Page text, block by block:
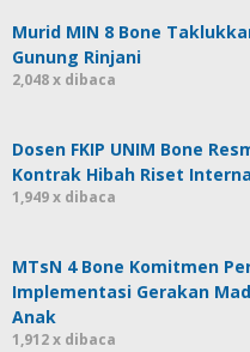
Murid MIN 8 Bone
Gunung Rinjani
2,048 x dibaca
Dosen FKIP UNIM Bone
Kontrak Hibah Riset
1,949 x dibaca
MTsN 4 Bone Komitmen
Implementasi Gerakan
Anak
1,912 x dibaca